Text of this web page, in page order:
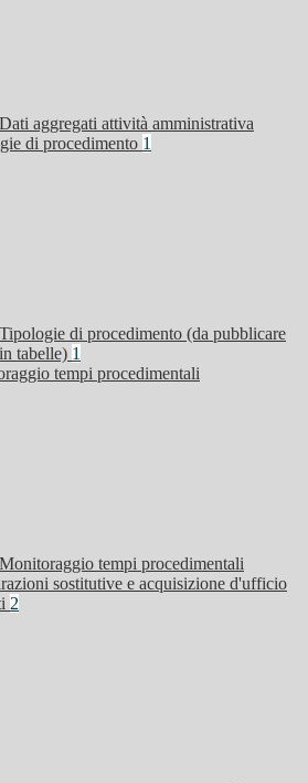
Dati aggregati attività amministrativa
di procedimento 1
Tipologie di procedimento (da pubblicare
in tabelle) 1
tempi procedimentali
Monitoraggio tempi procedimentali
sostitutive e acquisizione d'ufficio
2